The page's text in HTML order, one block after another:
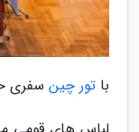
با تور چین سفری